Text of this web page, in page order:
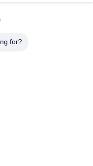
Park, High-tech
for?